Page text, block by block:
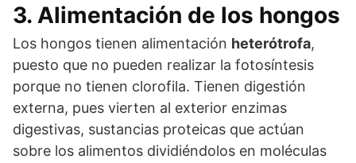
3. Alimentación de los hongos
Los hongos tienen alimentación heterótrofa,
puesto que no pueden realizar la fotosíntesis
porque no tienen clorofila. Tienen digestión
externa, pues vierten al exterior enzimas
digestivas, sustancias proteicas que actúan
sobre los alimentos dividiéndolos en moléculas